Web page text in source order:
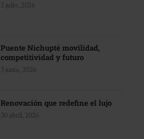
2 julio, 2026
Puente Nichupté movilidad,
competitividad y futuro
3 junio, 2026
Renovación que redefine el lujo
30 abril, 2026